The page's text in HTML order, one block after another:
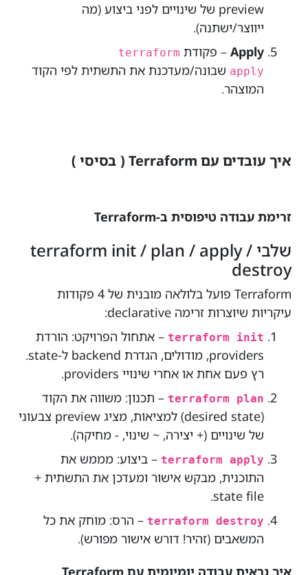
preview של שינויים לפני ביצוע (מה
ייווצר/ישתנה).
Apply – פקודת terraform
apply שבונה/מעדכנת את התשתית לפי הקוד
המוצהר.
איך עובדים עם Terraform ( בסיסי )
זרימת עבודה טיפוסית ב-Terraform
שלבי terraform init / plan / apply /
destroy
Terraform פועל בלולאה מובנית של 4 פקודות
עיקריות שיוצרות זרימה declarative:
terraform init – אתחול הפרויקט: הורדת
providers, מודולים, הגדרת backend ל-state.
רץ פעם אחת או אחרי שינויי providers.
terraform plan – תכנון: משווה את הקוד
(desired state) למציאות, מציג preview צבעוני
של שינויים (+ יצירה, ~ שינוי, - מחיקה).
terraform apply – ביצוע: מממש את
התוכנית, מבקש אישור ומעדכן את התשתית +
state file.
terraform destroy – הרס: מוחק את כל
המשאבים (זהיר! דורש אישור מפורש).
איך נראית עבודה יומיומית עם Terraform